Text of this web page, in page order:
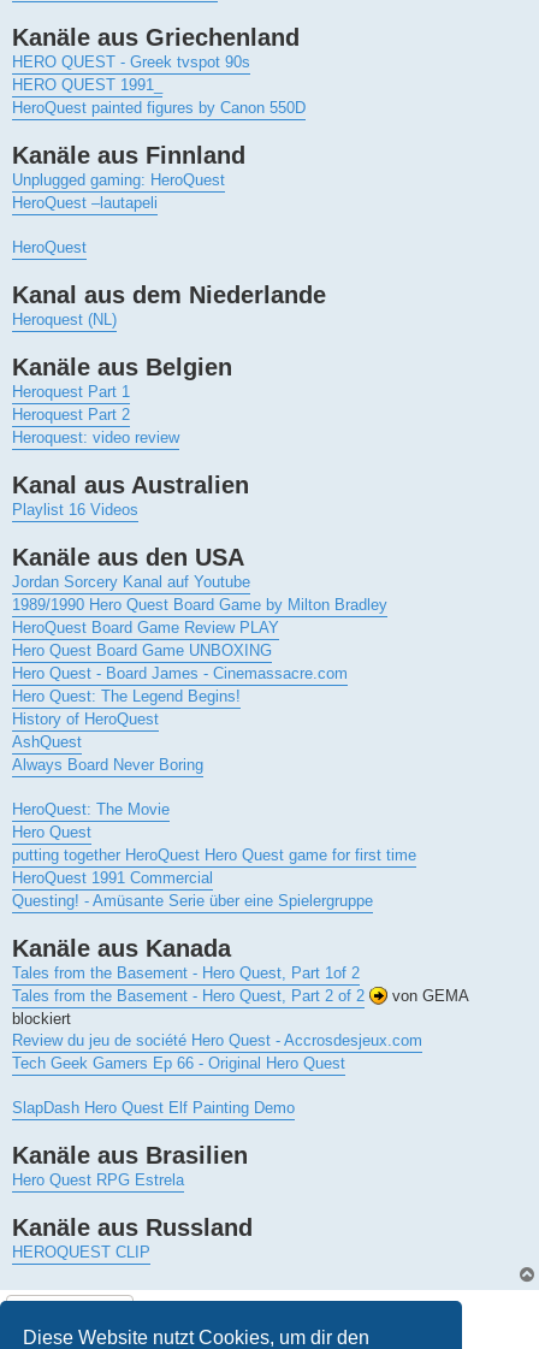
Diese Website nutzt Cookies, um dir den
Kanäle aus Griechenland
HERO QUEST - Greek tvspot 90s
HERO QUEST 1991_
HeroQuest painted figures by Canon 550D
Kanäle aus Finnland
Unplugged gaming: HeroQuest
HeroQuest –lautapeli
HeroQuest
Kanal aus dem Niederlande
Heroquest (NL)
Kanäle aus Belgien
Heroquest Part 1
Heroquest Part 2
Heroquest: video review
Kanal aus Australien
Playlist 16 Videos
Kanäle aus den USA
Jordan Sorcery Kanal auf Youtube
1989/1990 Hero Quest Board Game by Milton Bradley
HeroQuest Board Game Review PLAY
Hero Quest Board Game UNBOXING
Hero Quest - Board James - Cinemassacre.com
Hero Quest: The Legend Begins!
History of HeroQuest
AshQuest
Always Board Never Boring
HeroQuest: The Movie
Hero Quest
putting together HeroQuest Hero Quest game for first time
HeroQuest 1991 Commercial
Questing! - Amüsante Serie über eine Spielergruppe
Kanäle aus Kanada
Tales from the Basement - Hero Quest, Part 1of 2
Tales from the Basement - Hero Quest, Part 2 of 2
von GEMA
blockiert
Review du jeu de société Hero Quest - Accrosdesjeux.com
Tech Geek Gamers Ep 66 - Original Hero Quest
SlapDash Hero Quest Elf Painting Demo
Kanäle aus Brasilien
Hero Quest RPG Estrela
Kanäle aus Russland
HEROQUEST CLIP
1 Beitrag • Seite1von 1